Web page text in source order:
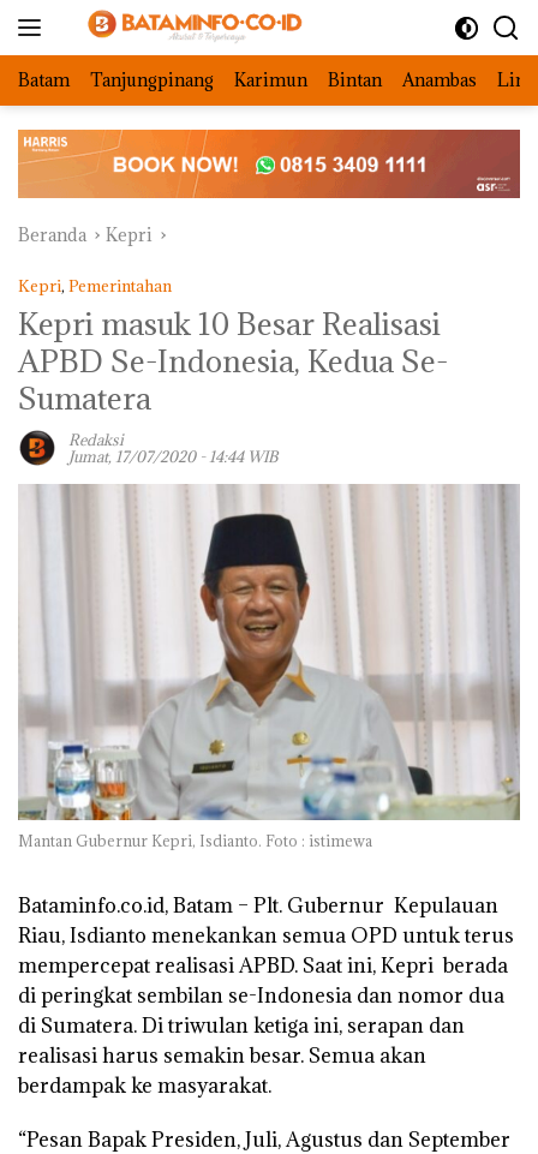
Batam Tanjungpinang Karimun Bintan Anambas
Beranda Kepri
Kepri, Pemerintahan
Kepri masuk 10 Besar Realisasi
APBD Se-Indonesia, Kedua Se-
Sumatera
Redaksi
Jumat, 17/07/2020 - 14:44 WIB
Mantan Gubernur Kepri, Isdianto. Foto : istimewa
Bataminfo.co.id, Batam – Plt. Gubernur Kepulauan
Riau, Isdianto menekankan semua OPD untuk terus
mempercepat realisasi APBD. Saat ini, Kepri berada
di peringkat sembilan se-Indonesia dan nomor dua
di Sumatera. Di triwulan ketiga ini, serapan dan
realisasi harus semakin besar. Semua akan
berdampak ke masyarakat.
“Pesan Bapak Presiden, Juli, Agustus dan September